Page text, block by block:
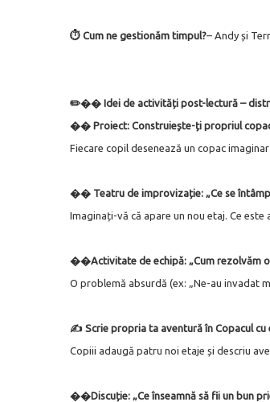
⏱️ Cum ne gestionăm timpul?– Andy și
✏️�� Idei de activități post-lectură –
�� Proiect: Construiește-ți propriul
Fiecare copil desenează un copac
�� Teatru de improvizație: „Ce se
Imaginați-vă că apare un nou etaj. Ce
��Activitate de echipă: „Cum rezolvăm
O problemă absurdă (ex: „Ne-au invadat
✍️ Scrie propria ta aventură în Copacul cu
Copiii adaugă patru noi etaje și descriu
��️Discuție: „Ce înseamnă să fii un bun